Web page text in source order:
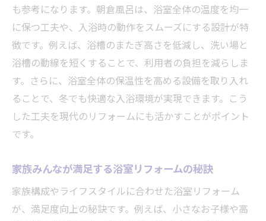
家族構成に合わせた浴室リフォームのポイント
家族のライフスタイルに合う浴室リフォー
ム術
小田原市で選ばれる多世代対応の浴室設計
指定工事店が提案する家族向け浴室プラン
小さなお子様や高齢者にも安心な浴室リフ
ォーム
家族構成の変化に強い浴室リフォームの工
も参考になります。朝倉風呂は、浴室全体の温度を均一
に保つ工夫や、入浴時の動作をスムーズにする設計が特
徴です。例えば、浴槽のまたぎ高さを低減し、洗い場と
浴槽の動線を短くすることで、利用者の負担を減らしま
す。さらに、浴室全体の保温性を高める設備を取り入れ
ることで、冬でも快適な入浴環境が実現できます。こう
した工夫を現代のリフォームにも活かすことがポイント
です。
家族みんなが満足する浴室リフォームの秘訣
家族構成やライフスタイルに合わせた浴室リフォーム
が、満足度向上の秘訣です。例えば、小さなお子様や高